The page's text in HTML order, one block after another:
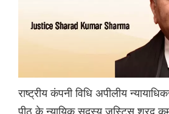
राष्ट्रीय कंपनी विधि अपीलीय
पीठ के न्यायिक सदस्य जस्टिस शरद